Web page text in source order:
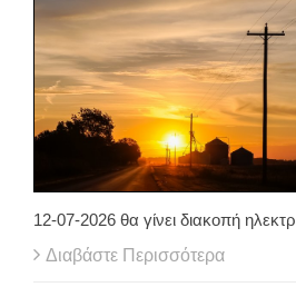
12-07-2026 θα γίνει διακοπή
Διαβάστε Περισσότερα